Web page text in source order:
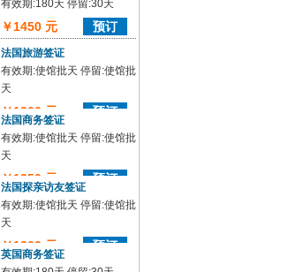
有效期:180天 停留:30天
预订
￥1450 元
法国旅游签证
有效期:使馆批天 停留:使馆批
天
预订
￥1300 元
法国商务签证
有效期:使馆批天 停留:使馆批
天
预订
￥1350 元
法国探亲访友签证
有效期:使馆批天 停留:使馆批
天
预订
￥1300 元
英国商务签证